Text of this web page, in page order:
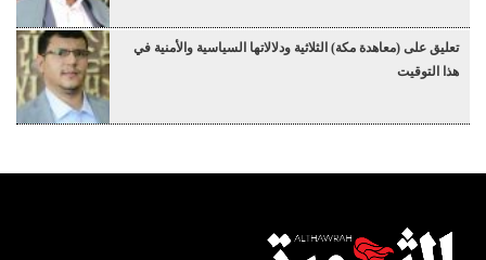
تعليق على (معاهدة مكة) الثلاثية ودلالاتها السياسية والأمنية في
هذا التوقيت